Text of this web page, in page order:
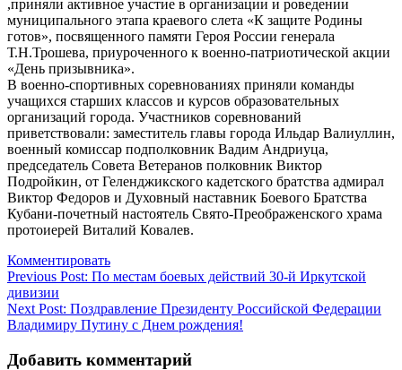
,приняли активное участие в организации и роведении
муниципального этапа краевого слета «К защите Родины
готов», посвященного памяти Героя России генерала
Т.Н.Трошева, приуроченного к военно-патриотической акции
«День призывника».
В военно-спортивных соревнованиях приняли команды
учащихся старших классов и курсов образовательных
организаций города. Участников соревнований
приветствовали: заместитель главы города Ильдар Валиуллин,
военный комиссар подполковник Вадим Андриуца,
председатель Совета Ветеранов полковник Виктор
Подройкин, от Геленджикского кадетского братства адмирал
Виктор Федоров и Духовный наставник Боевого Братства
Кубани-почетный настоятель Свято-Преображенского храма
протоиерей Виталий Ковалев.
Комментировать
Навигация
по
записям
Previous Post: По местам боевых действий 30-й Иркутской
дивизии
Next Post: Поздравление Президенту Российской Федерации
Владимиру Путину с Днем рождения!
Добавить комментарий